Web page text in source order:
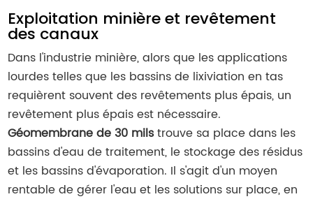
Exploitation minière et revêtement
des canaux
Dans l'industrie minière, alors que les applications
lourdes telles que les bassins de lixiviation en tas
requièrent souvent des revêtements plus épais, un
revêtement plus épais est nécessaire.
Géomembrane de 30 milstrouve sa place dans les
bassins d'eau de traitement, le stockage des résidus
et les bassins d'évaporation. Il s'agit d'un moyen
rentable de gérer l'eau et les solutions sur place, en